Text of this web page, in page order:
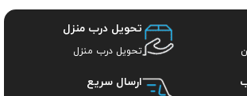
تحویل درب منزل
تحویل درب منزل
ارسال سریع